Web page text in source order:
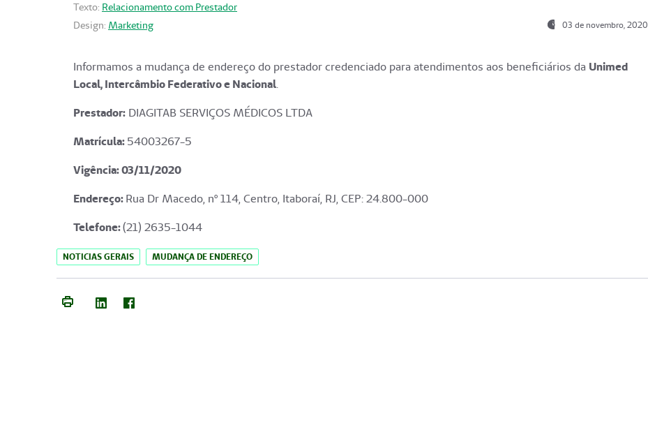
Texto: Relacionamento com Prestador
Design: Marketing 03 de novembro, 2020
Informamos a mudança de endereço do prestador credenciado para atendimentos aos beneficiários da Unimed
Local, Intercâmbio Federativo e Nacional.
Prestador: DIAGITAB SERVIÇOS MÉDICOS LTDA
Matrícula:54003267-5
Vigência: 03/11/2020
Endereço:Rua Dr Macedo, nº 114, Centro, Itaboraí, RJ, CEP: 24.800-000
Telefone:(21) 2635-1044
NOTICIAS GERAIS MUDANÇA DE ENDEREÇO